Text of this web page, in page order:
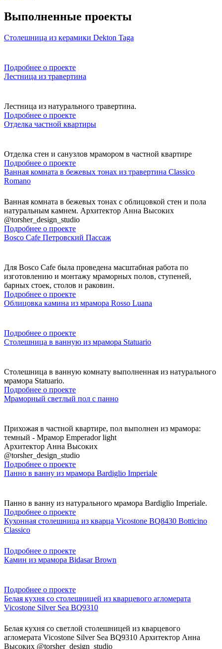
Выполненные проекты
Столешница из керамики Dekton Taga
Подробнее о проекте
Лестница из травертина
Лестница из натурального травертина.
Подробнее о проекте
Отделка частной квартиры
Отделка стен и санузлов мрамором в частной квартире
Подробнее о проекте
Ванная комната в бежевых тонах из травертина Classico
Romano
Ванная комната в бежевых тонах с облицовкой стен и пола
натуральным камнем. Архитектор Анна Высоких
@torsher_design_studio
Подробнее о проекте
Bosco Cafe Петровский Пассаж
Для Bosco Cafe была проведена масштабная работа по
изготовлению и монтажу мраморных полов, ступеней,
барных стоек, столов и раковин.
Подробнее о проекте
Облицовка камина из мрамора Rosso Luana
Подробнее о проекте
Столешница в ванную из мрамора Statuario
Столешница в ванную комнату выполненная из натурального
мрамора Statuario.
Подробнее о проекте
Мраморный светлый пол с панно
Прихожая в частной квартире, пол выполнен из мрамора:
темный - Мрамор Emperador light
Архитектор Анна Высоких
@torsher_design_studio
Подробнее о проекте
Панно в ванну из мрамора Bardiglio Imperiale
Панно в ванну из натурального мрамора Bardiglio Imperiale.
Подробнее о проекте
Кухонная столешница из кварца Vicostone BQ8430 Botticino
Classico
Подробнее о проекте
Камин из мрамора Bidasar Brown
Подробнее о проекте
Белая кухня со столешницей из кварцевого агломерата
Vicostone Silver Sea BQ9310
Белая кухня со светлой столешницей из кварцевого
агломерата Vicostone Silver Sea BQ9310 Архитектор Анна
Высоких @torsher_design_studio